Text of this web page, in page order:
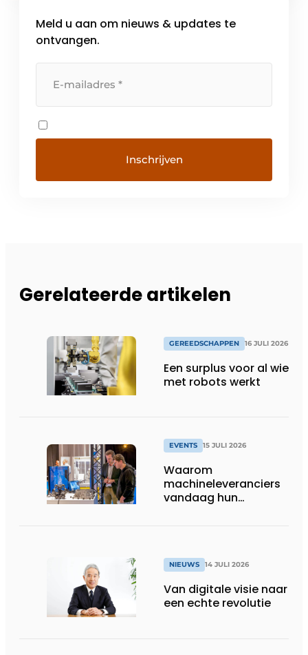
Meld u aan om nieuws & updates te
ontvangen.
Gerelateerde artikelen
GEREEDSCHAPPEN 16 JULI 2026
Een surplus voor al wie
met robots werkt
EVENTS 15 JULI 2026
Waarom
machineleveranciers
vandaag hun
NIEUWS 14 JULI 2026
Van digitale visie naar
een echte revolutie